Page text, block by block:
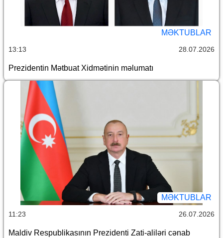
MƏKTUBLAR
13:13 28.07.2026
Prezidentin Mətbuat Xidmətinin məlumatı
MƏKTUBLAR
11:23 26.07.2026
Maldiv Respublikasının Prezidenti Zati-aliləri cənab